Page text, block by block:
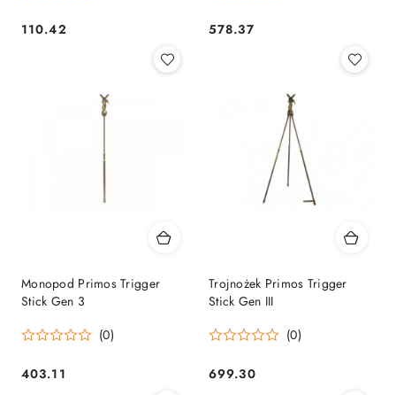
Cena:
110.42 Cena:
578.37
Monopod Primos Trigger
Stick Gen 3
(0)
Cena:
403.11
Trojnożek Primos Trigger
Stick Gen III
(0)
Cena:
699.30